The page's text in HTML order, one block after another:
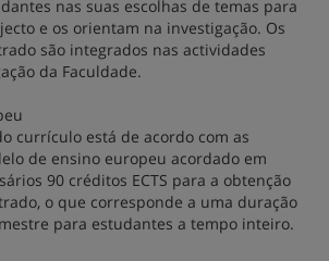
nas suas escolhas de temas para
e os orientam na investigação. Os
são integrados nas actividades
da Faculdade.
currículo está de acordo com as
de ensino europeu acordado em
90 créditos ECTS para a obtenção
o que corresponde a uma duração
para estudantes a tempo inteiro.